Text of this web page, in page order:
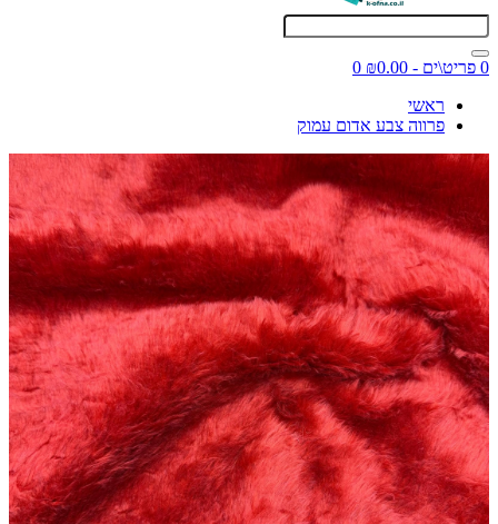
0 פריט\ים - ₪0.00
0
ראשי
פרווה צבע אדום עמוק